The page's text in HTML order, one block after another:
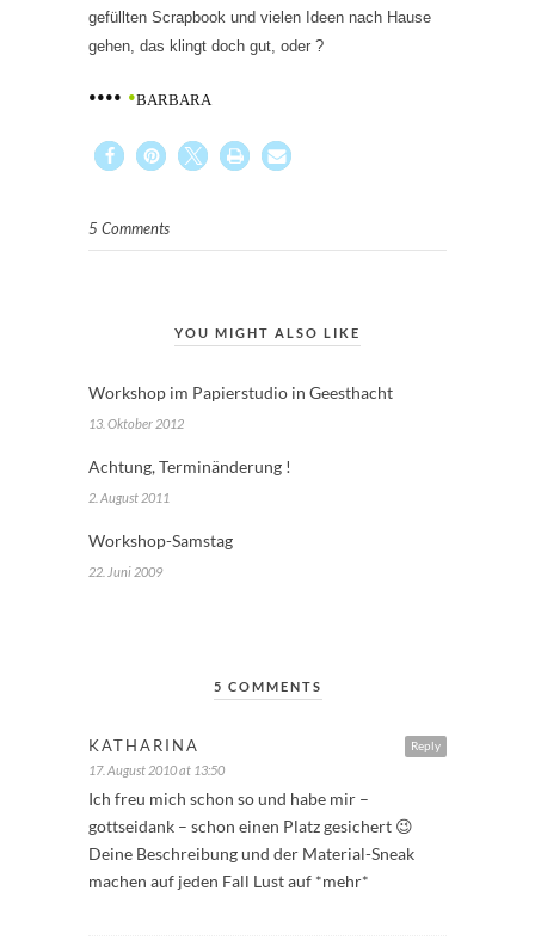
gefüllten Scrapbook und vielen Ideen nach Hause
gehen, das klingt doch gut, oder ?
•••• •BARBARA
5 Comments
YOU MIGHT ALSO LIKE
Workshop im Papierstudio in Geesthacht
13. Oktober 2012
Achtung, Terminänderung !
2. August 2011
Workshop-Samstag
22. Juni 2009
5 COMMENTS
Reply
KATHARINA
17. August 2010 at 13:50
Ich freu mich schon so und habe mir –
gottseidank – schon einen Platz gesichert 😉
Deine Beschreibung und der Material-Sneak
machen auf jeden Fall Lust auf *mehr*